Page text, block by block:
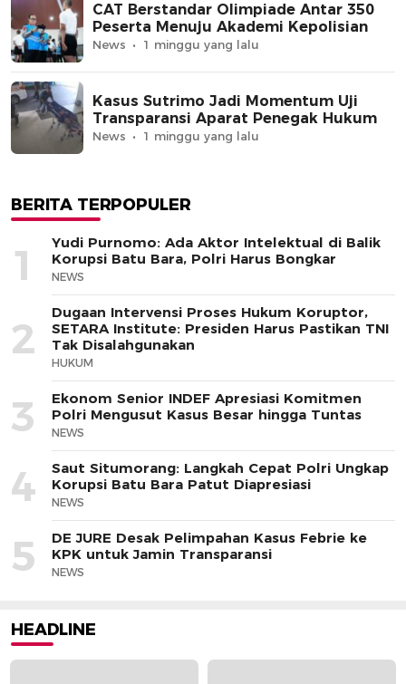
CAT Berstandar Olimpiade Antar 350
Peserta Menuju Akademi Kepolisian
News 1 minggu yang lalu
Kasus Sutrimo Jadi Momentum Uji
Transparansi Aparat Penegak Hukum
News 1 minggu yang lalu
BERITA TERPOPULER
1
Yudi Purnomo: Ada Aktor Intelektual di Balik
Korupsi Batu Bara, Polri Harus Bongkar
NEWS
2
Dugaan Intervensi Proses Hukum Koruptor,
SETARA Institute: Presiden Harus Pastikan TNI
Tak Disalahgunakan
HUKUM
3
Ekonom Senior INDEF Apresiasi Komitmen
Polri Mengusut Kasus Besar hingga Tuntas
NEWS
4
Saut Situmorang: Langkah Cepat Polri Ungkap
Korupsi Batu Bara Patut Diapresiasi
NEWS
5
DE JURE Desak Pelimpahan Kasus Febrie ke
KPK untuk Jamin Transparansi
NEWS
HEADLINE